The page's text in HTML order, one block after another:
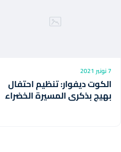
7 نونبر 2021
الكوت ديفوار: تنظيم احتفال
بهيج بذكرى المسيرة الخضراء